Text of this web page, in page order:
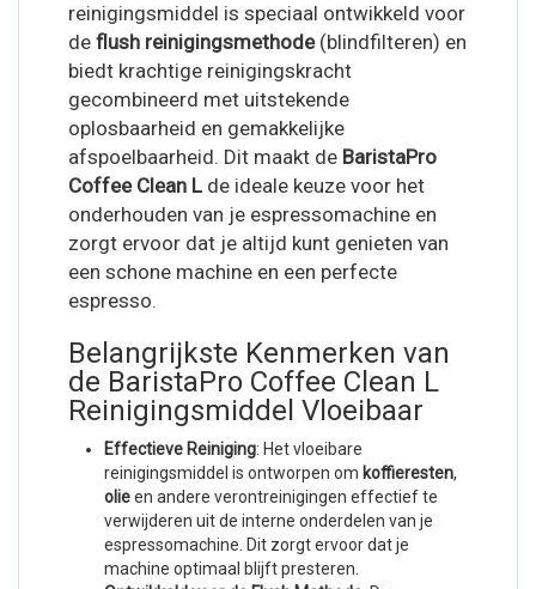
reinigingsmiddel is speciaal ontwikkeld voor
de flush reinigingsmethode(blindfilteren) en
biedt krachtige reinigingskracht
gecombineerd met uitstekende
oplosbaarheid en gemakkelijke
afspoelbaarheid. Dit maakt de BaristaPro
Coffee Clean L de ideale keuze voor het
onderhouden van je espressomachine en
zorgt ervoor dat je altijd kunt genieten van
een schone machine en een perfecte
espresso.
Belangrijkste Kenmerken van
de BaristaPro Coffee Clean L
Reinigingsmiddel Vloeibaar
Effectieve Reiniging: Het vloeibare
reinigingsmiddel is ontworpen om koffieresten,
olieen andere verontreinigingen effectief te
verwijderen uit de interne onderdelen van je
espressomachine. Dit zorgt ervoor dat je
machine optimaal blijft presteren.